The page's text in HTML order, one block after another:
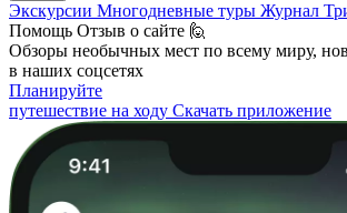
Экскурсии Многодневные туры Журнал
Помощь Отзыв о сайте 🙋
Обзоры необычных мест по всему миру,
в наших соцсетях
Планируйте
путешествие на ходу Скачать приложение